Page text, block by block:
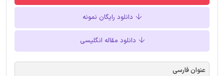
دانلود رایگان نمونه
دانلود مقاله انگلیسی
عنوان فارسی